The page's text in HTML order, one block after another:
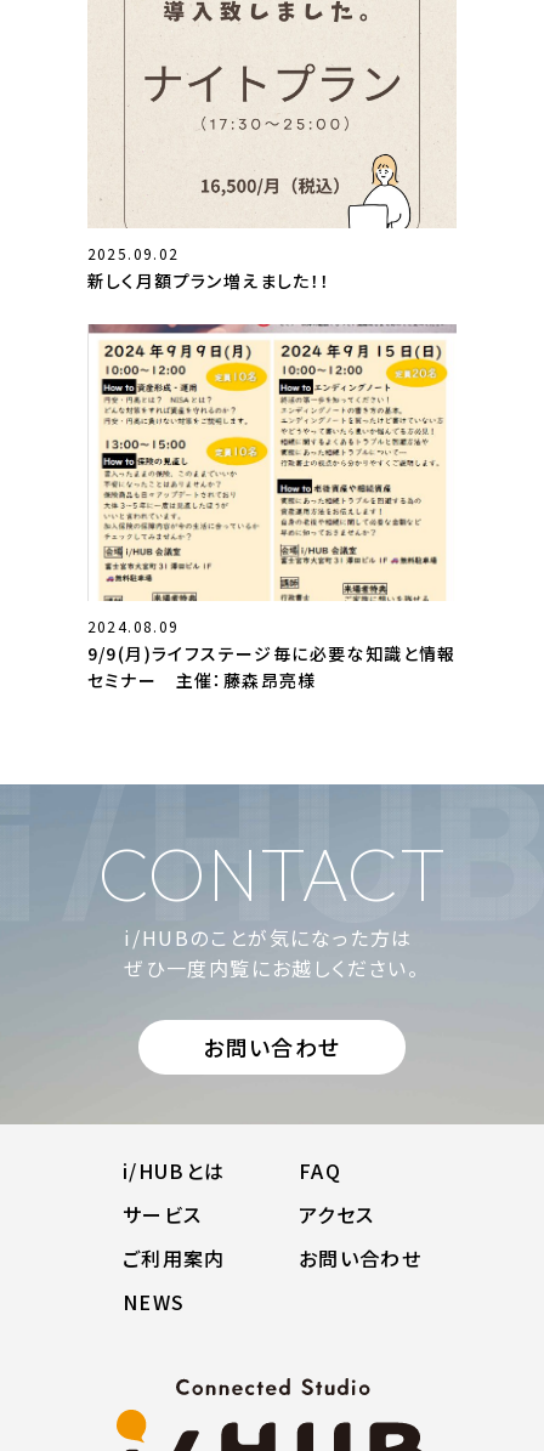
2025.09.02
新しく月額プラン増えました！！
2024.08.09
9/9(月)ライフステージ毎に必要な知識と情報
セミナー 主催：藤森昂亮様
CONTACT
i/HUBのことが気になった方は
ぜひ一度内覧にお越しください。
お問い合わせ
i/HUBとは
サービス
ご利用案内
NEWS
FAQ
アクセス
お問い合わせ